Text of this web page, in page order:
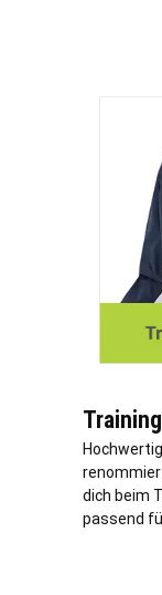
dich beim
passend